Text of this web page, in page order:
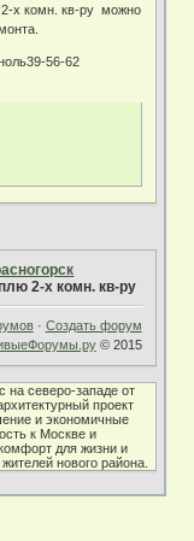
х комн. кв-ру можно
56-62
2-х комн. кв-ру
· Создать форум
© 2015
северо-западе от
проект
и экономичные
к Москве и
для жизни и
нового района.